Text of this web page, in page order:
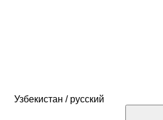
Узбекистан / русский